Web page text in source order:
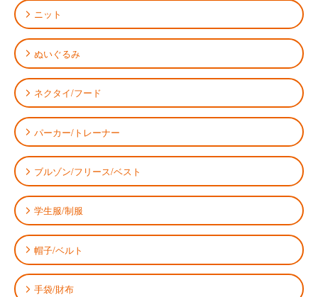
ニット
ぬいぐるみ
ネクタイ/フード
パーカー/トレーナー
ブルゾン/フリース/ベスト
学生服/制服
帽子/ベルト
手袋/財布